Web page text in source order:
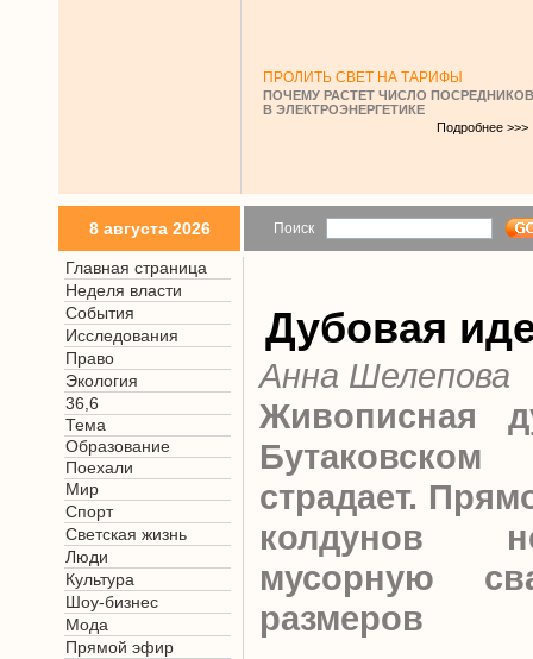
ПРОЛИТЬ СВЕТ НА ТАРИФЫ
ПОЧЕМУ РАСТЕТ ЧИСЛО ПОСРЕДНИКОВ
В ЭЛЕКТРОЭНЕРГЕТИКЕ
Подробнее >>>
8 августа 2026 Поиск
Главная страница
Неделя власти
События
Исследования
Право
Экология
36,6
Тема
Образование
Поехали
Мир
Спорт
Светская жизнь
Люди
Культура
Шоу-бизнес
Мода
Прямой эфир
Дубовая
Анна Шелепова
Живописная
страдает.
колдунов
мусорную
размеров